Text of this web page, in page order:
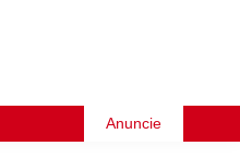
Anuncie